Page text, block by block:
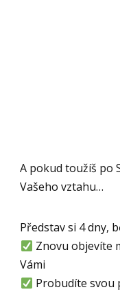
A pokud toužíš po
Vašeho vztahu…
Představ si 4 dny,
Znovu objevíte
Vámi
Probudíte svou